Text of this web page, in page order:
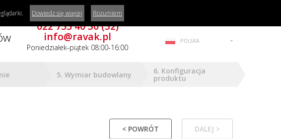
Potrzebujesz porady, masz pytania?
022 755 40 30 (32)
info@ravak.pl
Poniedziałek-piątek 08:00-16:00
POLSKA
5. Wymiar budowlany 6. Konfiguracja
produktu
< POWRÓT DALEJ >
Dowiedz się więcej Rozumiem